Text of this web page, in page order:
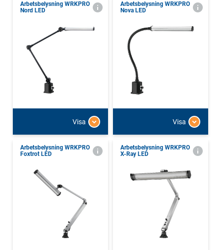
Arbetsbelysning WRKPRO
Nord LED
Visa
Arbetsbelysning WRKPRO
Nova LED
Visa
Arbetsbelysning WRKPRO
Foxtrot LED
Arbetsbelysning WRKPRO
X-Ray LED